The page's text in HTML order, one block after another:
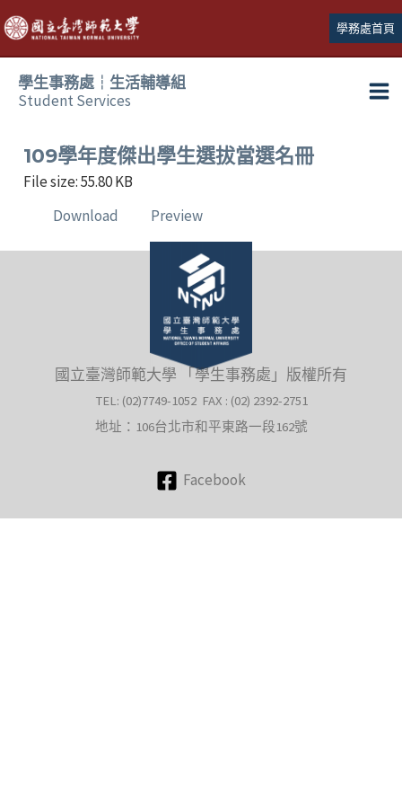
跳
至
主
學務處首頁
學生事務處┆生活輔導組
Student Services
109學年度傑出學生選拔當選名冊
File size: 55.80 KB
Download
Preview
國立臺灣師範大學 「學生事務處」版權所有
TEL: (02)7749-1052 FAX : (02) 2392-2751
地址：106台北市和平東路一段162號
Facebook